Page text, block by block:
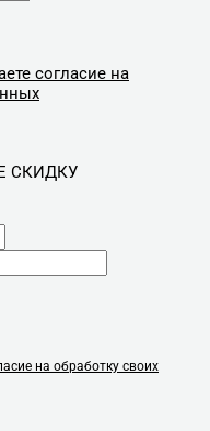
согласие на
СКИДКУ
на обработку своих